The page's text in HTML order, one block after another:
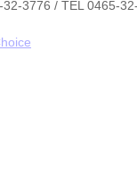
3776 / TEL 0465-